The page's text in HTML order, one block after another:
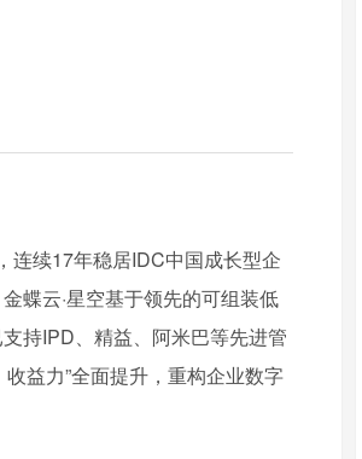
连续17年稳居IDC中国成长型企
蝶云·星空基于领先的可组装低
持IPD、精益、阿米巴等先进管
益力”全面提升，重构企业数字